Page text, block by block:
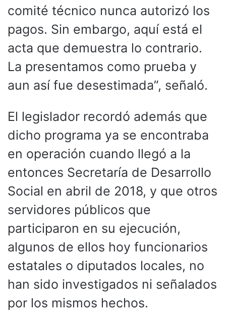
comité técnico nunca autorizó los
pagos. Sin embargo, aquí está el
acta que demuestra lo contrario.
La presentamos como prueba y
aun así fue desestimada”, señaló.
El legislador recordó además que
dicho programa ya se encontraba
en operación cuando llegó a la
entonces Secretaría de Desarrollo
Social en abril de 2018, y que otros
servidores públicos que
participaron en su ejecución,
algunos de ellos hoy funcionarios
estatales o diputados locales, no
han sido investigados ni señalados
por los mismos hechos.